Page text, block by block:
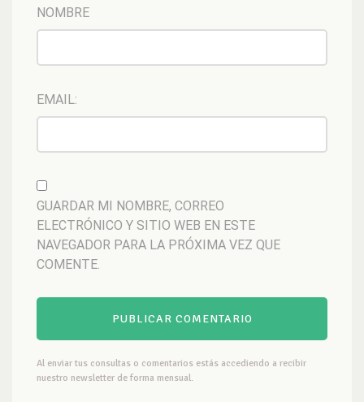
NOMBRE
EMAIL:
GUARDAR MI NOMBRE, CORREO
ELECTRÓNICO Y SITIO WEB EN ESTE
NAVEGADOR PARA LA PRÓXIMA VEZ QUE
COMENTE.
Al enviar tus consultas o comentarios estás accediendo a recibir
nuestro newsletter de forma mensual.